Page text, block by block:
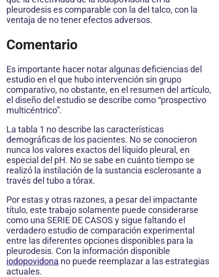
pleurodesis es comparable con la del talco, con la
ventaja de no tener efectos adversos.
Comentario
Es importante hacer notar algunas deficiencias del
estudio en el que hubo intervención sin grupo
comparativo, no obstante, en el resumen del artículo,
el diseño del estudio se describe como “prospectivo
multicéntrico”.
La tabla 1 no describe las características
demográficas de los pacientes. No se conocieron
nunca los valores exactos del líquido pleural, en
especial del pH. No se sabe en cuánto tiempo se
realizó la instilación de la sustancia esclerosante a
través del tubo a tórax.
Por estas y otras razones, a pesar del impactante
título, este trabajo solamente puede considerarse
como una SERIE DE CASOS y sigue faltando el
verdadero estudio de comparación experimental
entre las diferentes opciones disponibles para la
pleurodesis. Con la información disponible
iodopovidona no puede reemplazar a las estrategias
actuales.